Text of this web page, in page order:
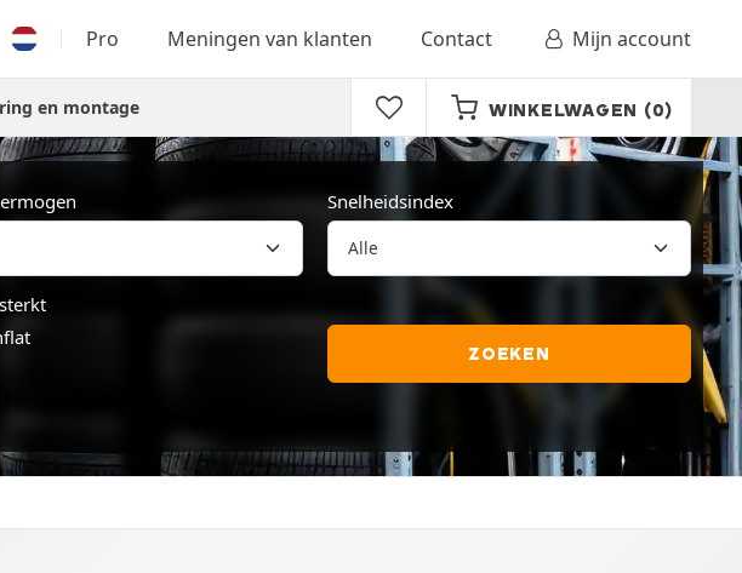
Pro Meningen van klanten Contact Mijn account
en montage WINKELWAGEN (0)
Snelheidsindex
ZOEKEN